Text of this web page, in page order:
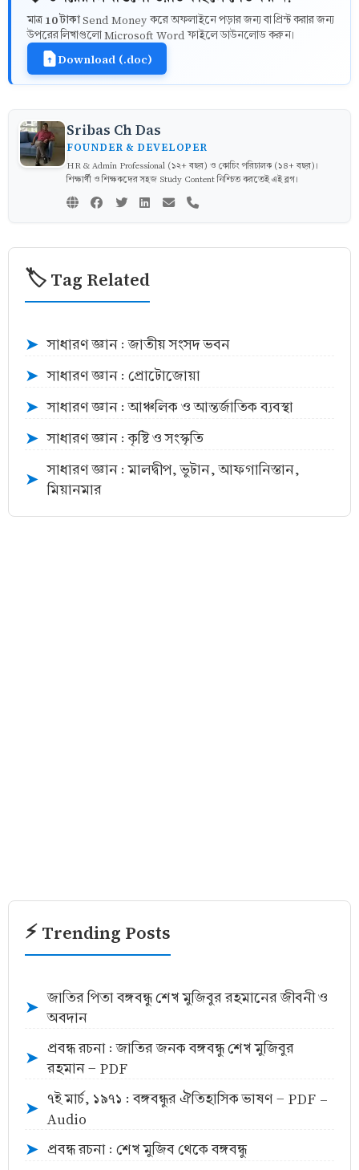
মাত্র 10 টাকাSend Money করে অফলাইনে পড়ার জন্য বা প্রিন্ট করার জন্য
উপরের লিখাগুলো Microsoft Word ফাইলে ডাউনলোড করুন।
Download (.doc)
Sribas Ch Das
FOUNDER & DEVELOPER
HR & Admin Professional (১২+ বছর) ও কোচিং পরিচালক (১৪+ বছর)।
শিক্ষার্থী ও শিক্ষকদের সহজ Study Content নিশ্চিত করতেই এই ব্লগ।
🏷️ Tag Related
➤ সাধারণ জ্ঞান : জাতীয় সংসদ ভবন
➤ সাধারণ জ্ঞান : প্রোটোজোয়া
➤ সাধারণ জ্ঞান : আঞ্চলিক ও আন্তর্জাতিক ব্যবস্থা
➤ সাধারণ জ্ঞান : কৃষ্টি ও সংস্কৃতি
➤
সাধারণ জ্ঞান : মালদ্বীপ, ভুটান, আফগানিস্তান,
মিয়ানমার
⚡ Trending Posts
➤
জাতির পিতা বঙ্গবন্ধু শেখ মুজিবুর রহমানের জীবনী ও
অবদান
➤
প্রবন্ধ রচনা : জাতির জনক বঙ্গবন্ধু শেখ মুজিবুর
রহমান - PDF
➤
৭ই মার্চ, ১৯৭১ : বঙ্গবন্ধুর ঐতিহাসিক ভাষণ - PDF -
Audio
➤ প্রবন্ধ রচনা : শেখ মুজিব থেকে বঙ্গবন্ধু